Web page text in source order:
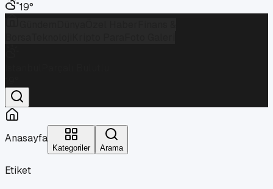
19°
Anasayfa
Kategoriler Arama
Etiket